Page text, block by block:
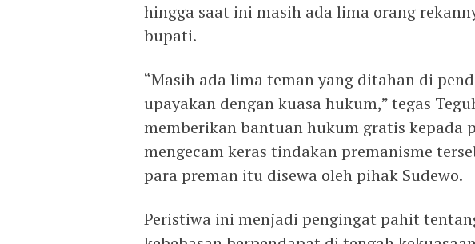
hingga saat ini masih ada lima orang
bupati.
“Masih ada lima teman yang ditahan di
upayakan dengan kuasa hukum,” tegas
memberikan bantuan hukum gratis kepada
mengecam keras tindakan premanisme
para preman itu disewa oleh pihak Sudewo.
Peristiwa ini menjadi pengingat pahit